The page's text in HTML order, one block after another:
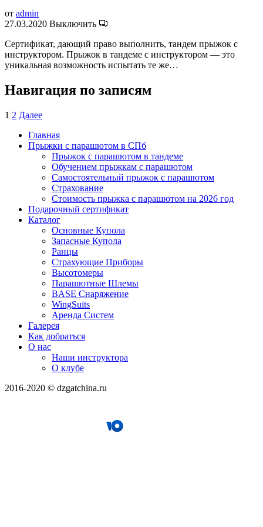
от admin
27.03.2020 Выключить
Сертификат, дающий право выполнить, тандем прыжок с
инструктором. Прыжок в тандеме с инструктором — это
уникальная возможность испытать те же…
Навигация по записям
1 2 Далее
Главная
Прыжки с парашютом в СПб
Прыжок с парашютом в тандеме
Обучением прыжкам с парашютом
Самостоятельный прыжок с парашютом
Страхование
Стоимость прыжка с парашютом на 2026 год
Подарочный сертификат
Каталог
Основные Купола
Запасные Купола
Ранцы
Страхующие Приборы
Высотомеры
Парашютные Шлемы
BASE Снаряжение
WingSuits
Аренда Систем
Галерея
Как добраться
О нас
Наши инструктора
О клубе
2016-2020 © dzgatchina.ru